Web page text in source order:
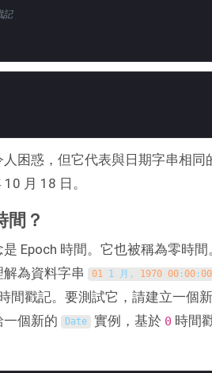
記
困惑，但它代表與日期字串相同
月 18 日。
間？
Epoch 時間。它也被稱為零時間
為資料字串
01 1 月 , 1970 00:00:00
間戳記。要測試它，請建立一個
個新的
Date 實例，基於 0 時間